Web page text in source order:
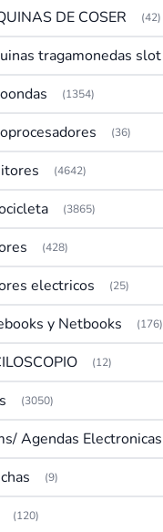
DE COSER (42)
tragamonedas slot
(1354)
(36)
(4642)
(3865)
(428)
electricos (25)
y Netbooks (176)
(12)
(3050)
Agendas Electronicas
(9)
(120)